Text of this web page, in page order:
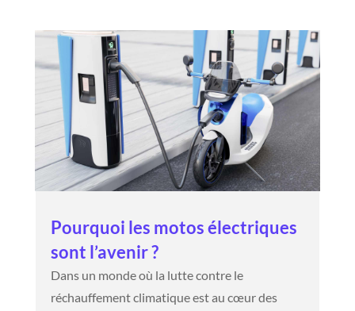
Pourquoi les motos électriques
sont l’avenir ?
Dans un monde où la lutte contre le
réchauffement climatique est au cœur des